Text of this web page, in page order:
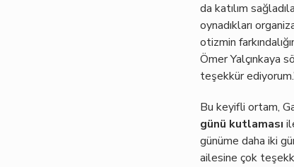
da katılım
oynadıkları
otizmin
Ömer Yalçınkaya
teşekkür
Bu keyifli ortam,
günü kutlaması
günüme daha iki
ailesine çok